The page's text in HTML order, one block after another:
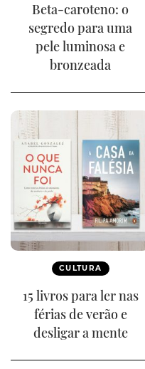
Beta-caroteno: o
segredo para uma
pele luminosa e
bronzeada
CULTURA
15 livros para ler nas
férias de verão e
desligar a mente